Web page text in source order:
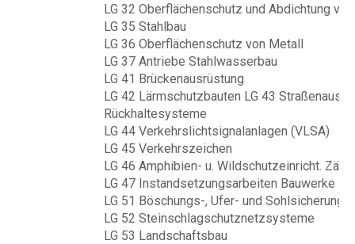
LG 32 Oberflächenschutz und Abdichtung
LG 35 Stahlbau
LG 36 Oberflächenschutz von Metall
LG 37 Antriebe Stahlwasserbau
LG 41 Brückenausrüstung
LG 42 Lärmschutzbauten LG 43
Rückhaltesysteme
LG 44 Verkehrslichtsignalanlagen (VLSA)
LG 45 Verkehrszeichen
LG 46 Amphibien- u. Wildschutzeinricht.
LG 47 Instandsetzungsarbeiten Bauwerke
LG 51 Böschungs-, Ufer- und Sohlsicherung.
LG 52 Steinschlagschutznetzsysteme
LG 53 Landschaftsbau